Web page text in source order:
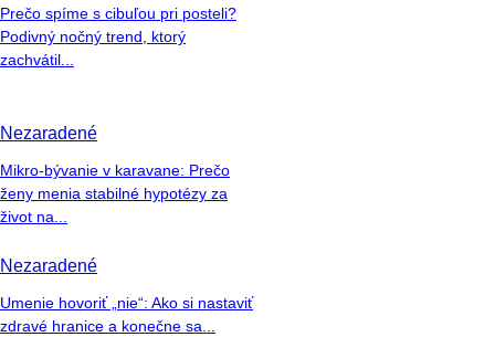
Prečo spíme s cibuľou pri posteli?
Podivný nočný trend, ktorý
zachvátil...
Nezaradené
Mikro-bývanie v karavane: Prečo
ženy menia stabilné hypotézy za
život na...
Nezaradené
Umenie hovoriť „nie“: Ako si nastaviť
zdravé hranice a konečne sa...